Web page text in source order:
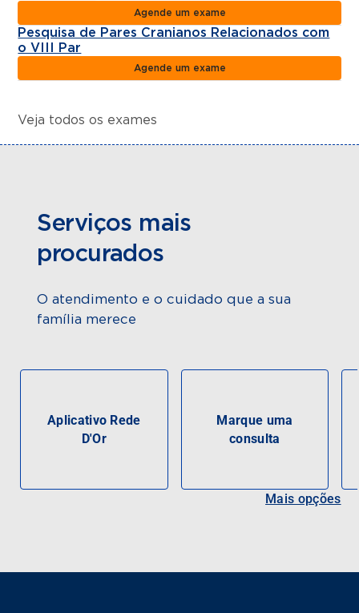
Agende um exame
Pesquisa de Pares Cranianos Relacionados com
o VIII Par
Agende um exame
Veja todos os exames
Serviços mais
procurados
O atendimento e o cuidado que a sua
família merece
Aplicativo Rede
D'Or
Marque uma
consulta
Mais opções